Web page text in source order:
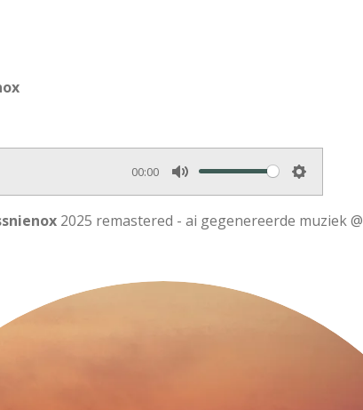
00:00
M
u
S
e
n
2025 remastered - ai gegenereerde muziek @